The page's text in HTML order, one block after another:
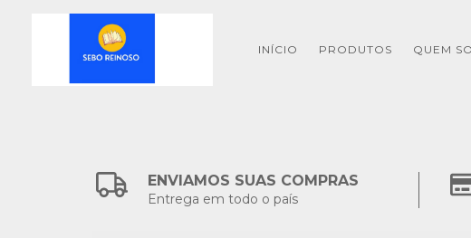
INÍCIO PRODUTOS QUEM
ENVIAMOS SUAS COMPRAS
Entrega em todo o país